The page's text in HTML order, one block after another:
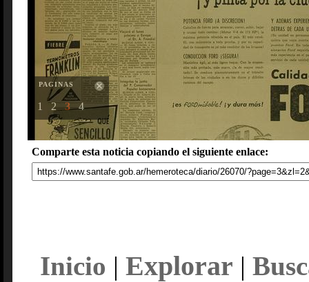
PAGINAS
1 2 3 4
Comparte esta noticia copiando el siguiente enlace:
Inicio | Explorar |